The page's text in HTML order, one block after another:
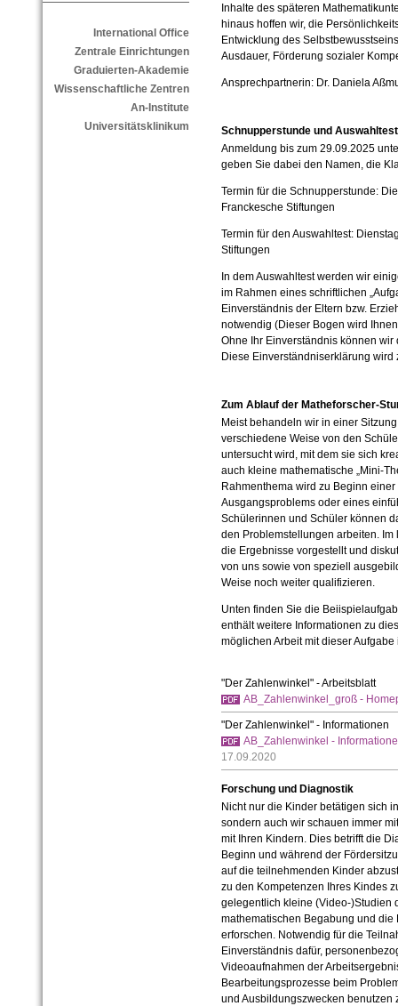
International Office
Zentrale Einrichtungen
Graduierten-Akademie
Wissenschaftliche Zentren
An-Institute
Universitätsklinikum
Inhalte des späteren
hinaus hoffen wir, die
Entwicklung des
Ausdauer, Förderung sozialer
Ansprechpartnerin: Dr. Daniela
Schnupperstunde und
Anmeldung bis zum 29.09.2025
geben Sie dabei den Namen, die
Termin für die Schnupperstunde:
Franckesche Stiftungen
Termin für den Auswahltest:
Stiftungen
In dem Auswahltest werden wir
im Rahmen eines schriftlichen
Einverständnis der Eltern bzw.
notwendig (Dieser Bogen wird
Ohne Ihr Einverständnis können
Diese Einverständniserklärung wird
Zum Ablauf der Matheforscher-
Meist behandeln wir in einer
verschiedene Weise von den
untersucht wird, mit dem sie sich
auch klei­ne mathematische „Mini-
Rahmenthema wird zu Beginn
Ausgangsproblems oder eines
Schülerinnen und Schüler können
den Problemstellungen arbeiten.
die Ergebnisse vorgestellt und
von uns sowie von speziell
Weise noch weiter qualifizieren.
Unten finden Sie die
enthält weitere Informationen zu
möglichen Arbeit mit dieser
"Der Zahlenwinkel" - Arbeitsblatt
AB_Zahlenwinkel_groß -
"Der Zahlenwinkel" - Informationen
AB_Zahlenwinkel -
17.09.2020
Forschung und Diagnostik
Nicht nur die Kinder betätigen sich
sondern auch wir schauen immer
mit Ihren Kindern. Dies betrifft die
Beginn und während der
auf die teilnehmenden Kinder
zu den Kompetenzen Ihres Kindes
gelegentlich kleine (Video-)Studien
mathematischen Begabung und
erforschen. Notwendig für die
Einverständnis dafür,
Videoaufnahmen der
Bearbeitungsprozesse beim
und Ausbildungszwecken benutzen